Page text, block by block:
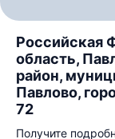
Российская
область,
район,
Павлово,
72
Получите